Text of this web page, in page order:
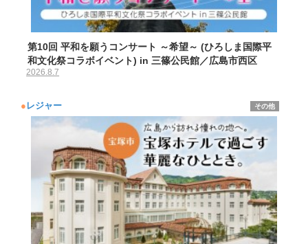
第10回 平和を願うコンサート ～希望～ (ひろしま国際平
和文化祭コラボイベント) in 三篠公民館／広島市西区
2026.8.7
● レジャー その他